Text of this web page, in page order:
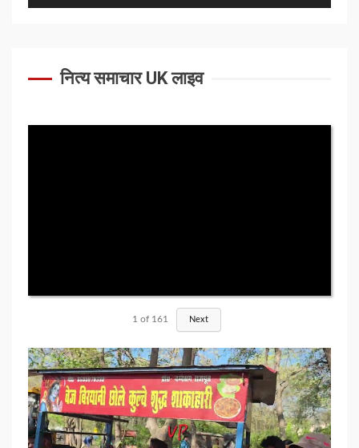
नित्य समाचार UK लाइव
1 of 161 Next